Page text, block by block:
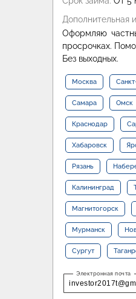
Дополнительная
Оформляю
просрочках.
Без выходных.
Москва
Самара Омск
Краснодар
Хабаровск
Рязань
Калининград
Магнитогорск
Мурманск
Сургут